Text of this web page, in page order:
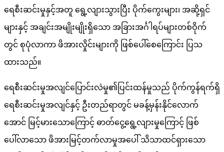
ရေစီးဆင်းမှုနှင့်အတူ ရွေ့လျားသွားပြီး ပိုက်ကွေးများ၊ အဆို့ရှင်
များနှင့် အချင်းအမျိုးမျိုးရှိသော အခြားအင်္ဂါရပ်များတစ်ဝိုက်
တွင် စုပုံလာကာ ဖိအားလှိုင်းများကို ဖြစ်ပေါ်စေကြောင်း ပြသ
ထားသည်။
ရေစီးဆင်းမှုအလျင်ပြောင်းလဲမှု၏ပြင်းထန်မှုသည် ပိုက်ကွန်ရက်ရှိ
ရေစီးဆင်းမှုအလျင်နှင့် ဦးတည်ရာတွင် မခန့်မှန်းနိုင်လောက်
အောင် မြင့်မားသောကြောင့် ဓာတ်ငွေ့ရွေ့လျားမှုကြောင့် ဖြစ်
ပေါ်လာသော ဖိအားမြင့်တက်လာမှုအပေါ် သိသာထင်ရှားသော